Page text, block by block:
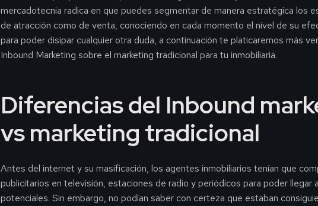
mercadotecnia radica en que puedes segmentar de manera estratégica los
de atracción como de venta, conociendo en cada momento el nivel de su
para poder disipar cualquier otra duda, a continuación te platicaremos más
Inbound Marketing sobre el marketing tradicional para tu inmobiliaria.
Diferencias del Inbound
vs marketing tradicional
Antes del internet y su masificación, los agentes inmobiliarios tenían que
publicitarios en televisión, estaciones de radio y periódicos para poder llegar
potenciales. Sin embargo, no podían saber con certeza que estaban